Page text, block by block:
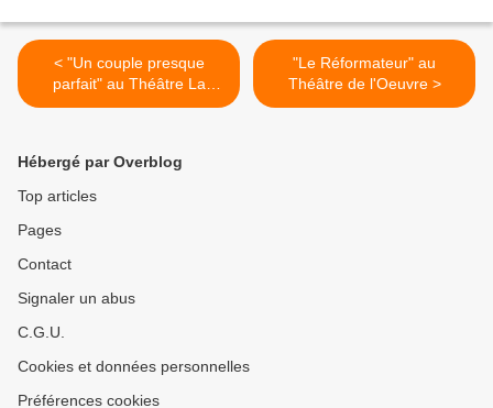
< "Un couple presque
parfait" au Théâtre La
Boussole
"Le Réformateur" au
Théâtre de l'Oeuvre >
Hébergé par Overblog
Top articles
Pages
Contact
Signaler un abus
C.G.U.
Cookies et données personnelles
Préférences cookies